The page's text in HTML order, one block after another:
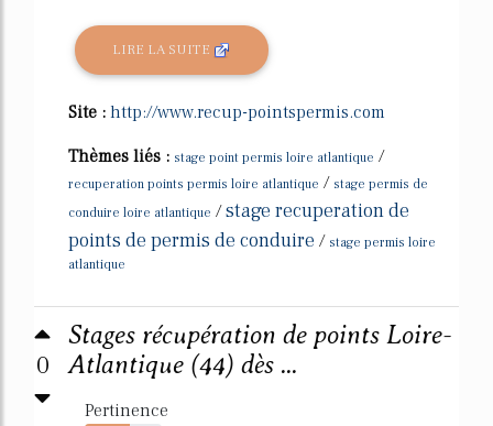
LIRE LA SUITE
Site : http://www.recup-pointspermis.com
Thèmes liés : stage point permis loire atlantique /
recuperation points permis loire atlantique / stage permis de
conduire loire atlantique /stage recuperation de
points de permis de conduire / stage permis loire
atlantique
0
Stages récupération de points Loire-
Atlantique (44) dès ...
Pertinence